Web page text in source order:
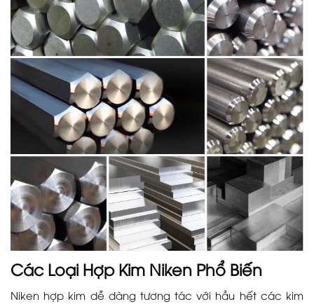
Các Loại Hợp Kim Niken Phổ Biến
Niken hợp kim dễ dàng tương tác với hầu hết các kim